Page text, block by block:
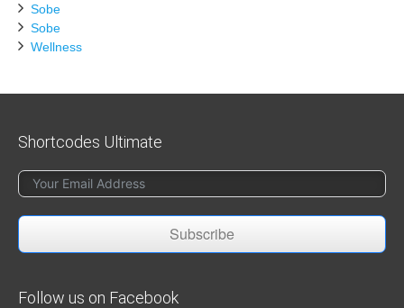
Sobe
Sobe
Wellness
Shortcodes Ultimate
Subscribe
Follow us on Facebook